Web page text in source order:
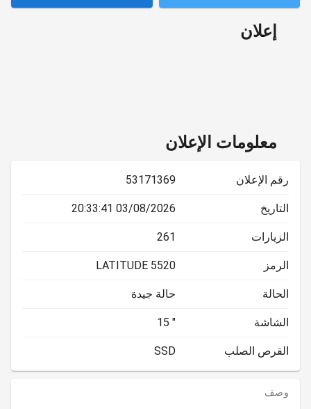
إعلان
معلومات الإعلان
رقم الإعلان 53171369
التاريخ 03/08/2026 20:33:41
الزيارات 261
الرمز LATITUDE 5520
الحالة حالة جيدة
الشاشة 15 "
القرص الصلب SSD
وصف